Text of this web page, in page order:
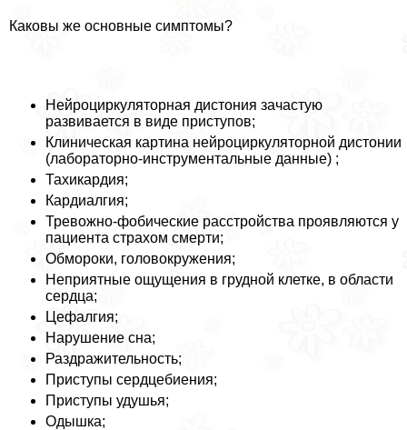
Каковы же основные симптомы?
Нейроциркуляторная дистония зачастую
развивается в виде приступов;
Клиническая картина нейроциркуляторной дистонии
(лабораторно-инструментальные данные) ;
Тахикардия;
Кардиалгия;
Тревожно-фобические расстройства проявляются у
пациента страхом cмepти;
Обмороки, головокружения;
Неприятные ощущения в грудной клетке, в области
сердца;
Цефалгия;
Нарушение сна;
Раздражительность;
Приступы сердцебиения;
Приступы удушья;
Одышка;